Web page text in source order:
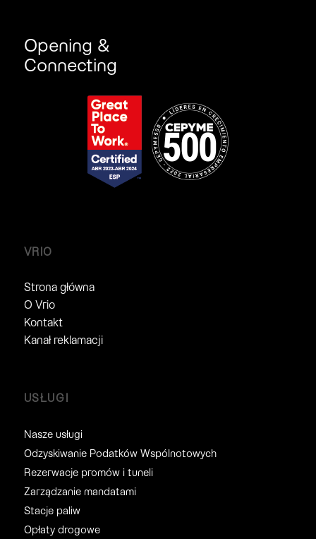
Opening &
Connecting
VRIO
Strona główna
O Vrio
Kontakt
Kanał reklamacji
USŁUGI
Nasze usługi
Odzyskiwanie Podatków Wspólnotowych
Rezerwacje promów i tuneli
Zarządzanie mandatami
Stacje paliw
Opłaty drogowe